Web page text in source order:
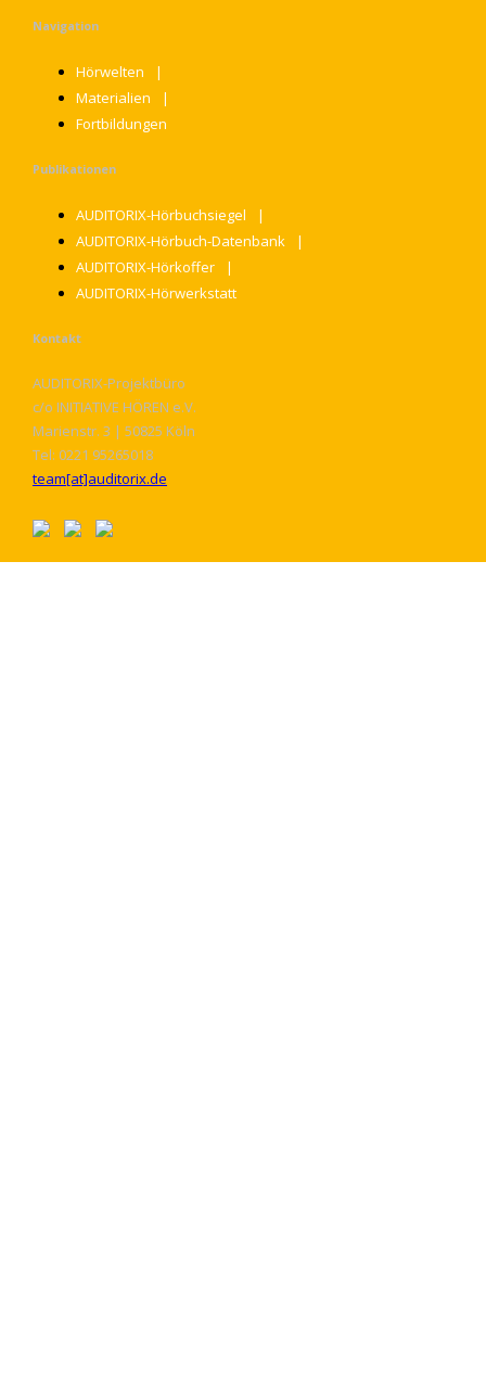
Navigation
Hörwelten
Materialien
Fortbildungen
Publikationen
AUDITORIX-Hörbuchsiegel
AUDITORIX-Hörbuch-Datenbank
AUDITORIX-Hörkoffer
AUDITORIX-Hörwerkstatt
Kontakt
AUDITORIX-Projektbüro
c/o INITIATIVE HÖREN e.V.
Marienstr. 3 | 50825 Köln
Tel: 0221 95265018
team[at]auditorix.de